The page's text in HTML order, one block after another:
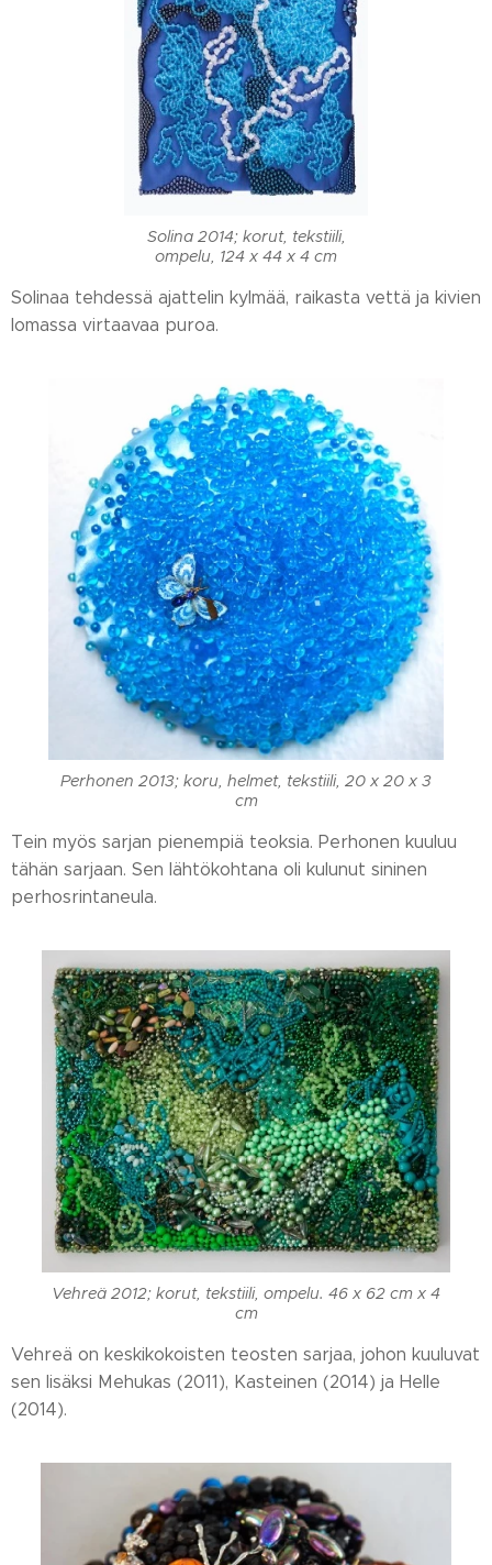
Solina 2014; korut, tekstiili,
ompelu, 124 x 44 x 4 cm
Solinaa tehdessä ajattelin kylmää, raikasta vettä ja kivien
lomassa virtaavaa puroa.
Perhonen 2013; koru, helmet, tekstiili, 20 x 20 x 3
cm
Tein myös sarjan pienempiä teoksia. Perhonen kuuluu
tähän sarjaan. Sen lähtökohtana oli kulunut sininen
perhosrintaneula.
Vehreä 2012; korut, tekstiili, ompelu. 46 x 62 cm x 4
cm
Vehreä on keskikokoisten teosten sarjaa, johon kuuluvat
sen lisäksi Mehukas (2011), Kasteinen (2014) ja Helle
(2014).